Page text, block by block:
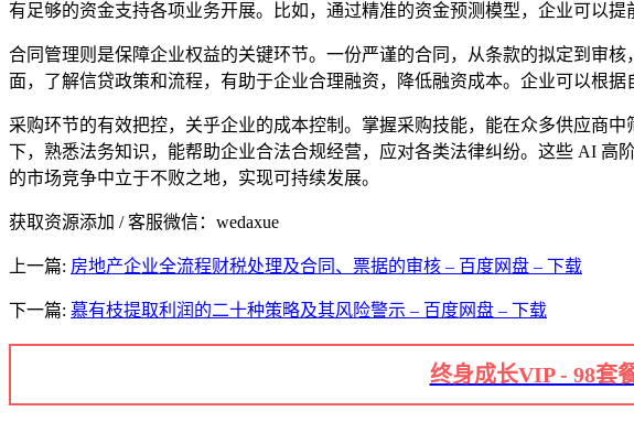
有足够的资金支持各项业务开展。比如，通过精准的资金预测模型，企业可以提
合同管理则是保障企业权益的关键环节。一份严谨的合同，从条款的拟定到审
面，了解信贷政策和流程，有助于企业合理融资，降低融资成本。企业可以根据
采购环节的有效把控，关乎企业的成本控制。掌握采购技能，能在众多供应商
下，熟悉法务知识，能帮助企业合法合规经营，应对各类法律纠纷。这些 AI
的市场竞争中立于不败之地，实现可持续发展。
获取资源添加 / 客服微信：wedaxue
上一篇: 房地产企业全流程财税处理及合同、票据的审核 – 百度网盘 – 下载
下一篇: 慕有枝提取利润的二十种策略及其风险警示 – 百度网盘 – 下载
终身成长VIP - 98套